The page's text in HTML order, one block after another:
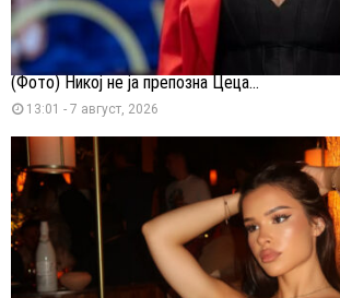
(Фото) Никој не ја препозна Цеца...
13:01 - 7 август, 2026